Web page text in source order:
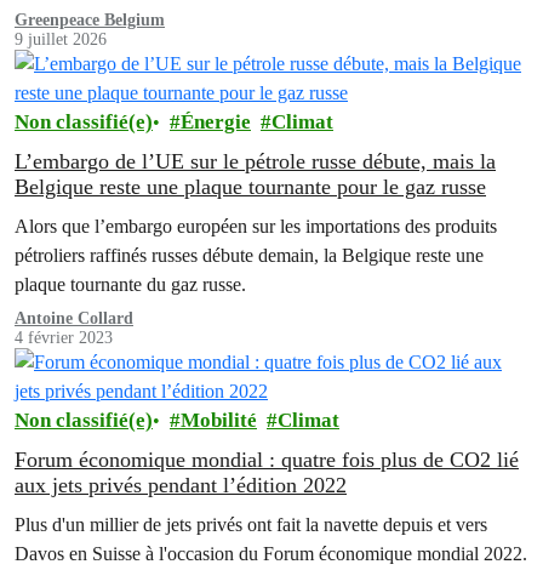
Greenpeace Belgium
9 juillet 2026
Non classifié(e) Énergie Climat
L’embargo de l’UE sur le pétrole russe débute, mais la
Belgique reste une plaque tournante pour le gaz russe
Alors que l’embargo européen sur les importations des produits
pétroliers raffinés russes débute demain, la Belgique reste une
plaque tournante du gaz russe.
Antoine Collard
4 février 2023
Non classifié(e) Mobilité Climat
Forum économique mondial : quatre fois plus de CO2 lié
aux jets privés pendant l’édition 2022
Plus d'un millier de jets privés ont fait la navette depuis et vers
Davos en Suisse à l'occasion du Forum économique mondial 2022.